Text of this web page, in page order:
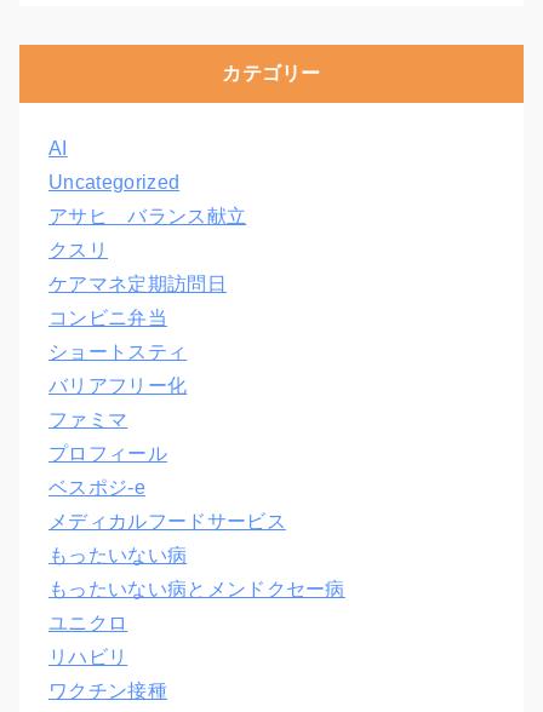
カテゴリー
AI
Uncategorized
アサヒ バランス献立
クスリ
ケアマネ定期訪問日
コンビニ弁当
ショートスティ
バリアフリー化
ファミマ
プロフィール
ベスポジ-e
メディカルフードサービス
もったいない病
もったいない病とメンドクセー病
ユニクロ
リハビリ
ワクチン接種